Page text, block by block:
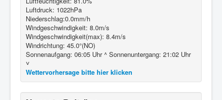
Luftdruck: 1022hPa
Niederschlag:0.0mm/h
Windgeschwindigkeit: 8.0m/s
Windgeschwindigkeit(max): 8.4m/s
Windrichtung: 45.0°(NO)
Sonnenaufgang: 06:05 Uhr ^ Sonnenuntergang: 21:02 Uhr
˅
Wettervorhersage bitte hier klicken